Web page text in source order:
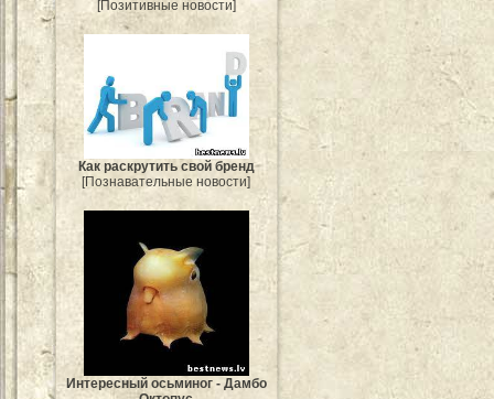
[Позитивные новости]
Как раскрутить свой бренд
[Познавательные новости]
Интересный осьминог - Дамбо